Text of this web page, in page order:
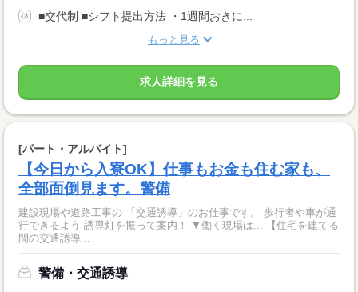
■交代制 ■シフト提出方法 ・1週間おきに...
もっと見る
求人詳細を見る
[パート・アルバイト]
【今日から入寮OK】仕事もお金も住む家も、
全部面倒見ます。警備
建設現場や道路工事の 「交通誘導」のお仕事です。 歩行者や車が通
行できるよう 誘導灯を振って案内！ ▼働く現場は... 【住宅を建てる
間の交通誘導...
警備・交通誘導